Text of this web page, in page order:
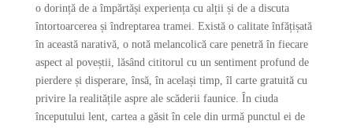
o dorință de a împărtăși experiența cu alții și de a discuta
întortoarcerea și îndreptarea tramei. Există o calitate înfățișată
în această narativă, o notă melancolică care penetră în fiecare
aspect al poveștii, lăsând cititorul cu un sentiment profund de
pierdere și disperare, însă, în același timp, îl carte gratuită cu
privire la realitățile aspre ale scăderii faunice. În ciuda
începutului lent, cartea a găsit în cele din urmă punctul ei de